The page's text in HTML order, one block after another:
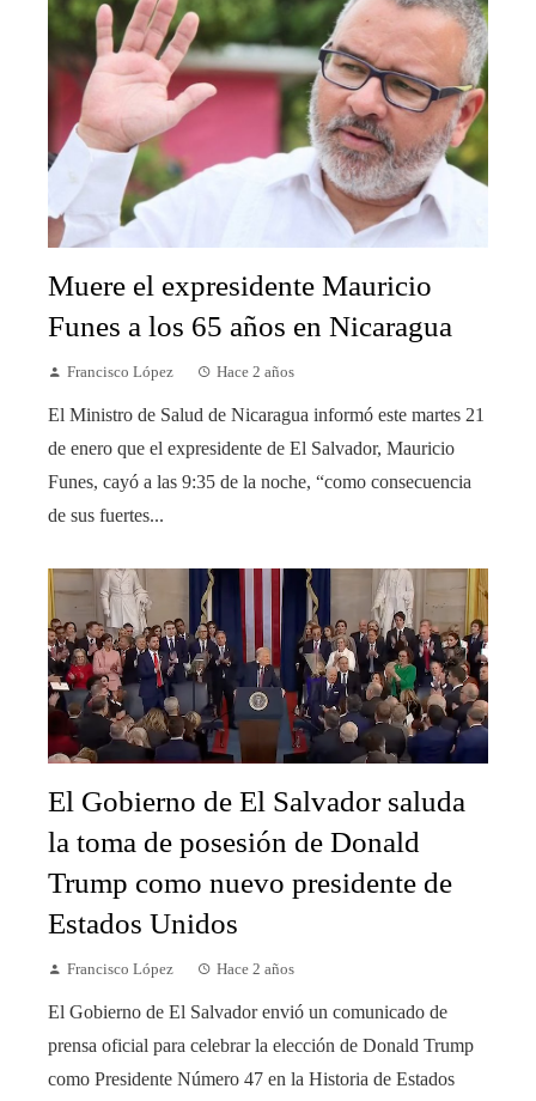
Muere el expresidente Mauricio
Funes a los 65 años en Nicaragua
Francisco López Hace 2 años
El Ministro de Salud de Nicaragua informó este martes 21
de enero que el expresidente de El Salvador, Mauricio
Funes, cayó a las 9:35 de la noche, “como consecuencia
de sus fuertes...
El Gobierno de El Salvador saluda
la toma de posesión de Donald
Trump como nuevo presidente de
Estados Unidos
Francisco López Hace 2 años
El Gobierno de El Salvador envió un comunicado de
prensa oficial para celebrar la elección de Donald Trump
como Presidente Número 47 en la Historia de Estados